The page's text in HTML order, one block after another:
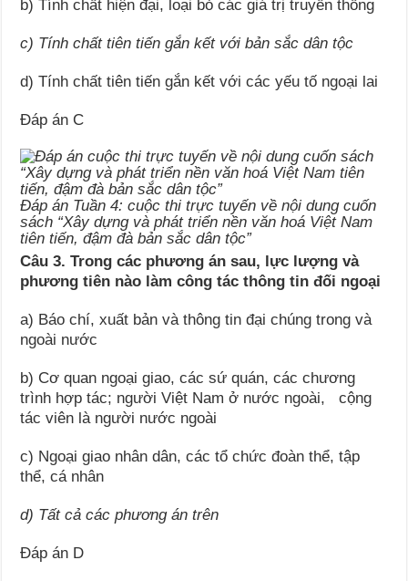
b) Tính chất hiện đại, loại bỏ các giá trị truyền thống
c) Tính chất tiên tiến gắn kết với bản sắc dân tộc
d) Tính chất tiên tiến gắn kết với các yếu tố ngoại lai
Đáp án C
Đáp án Tuần 4: cuộc thi trực tuyến về nội dung cuốn
sách “Xây dựng và phát triển nền văn hoá Việt Nam
tiên tiến, đậm đà bản sắc dân tộc”
Câu 3. Trong các phương án sau, lực lượng và
phương tiên nào làm công tác thông tin đối ngoại
a) Báo chí, xuất bản và thông tin đại chúng trong và
ngoài nước
b) Cơ quan ngoại giao, các sứ quán, các chương
trình hợp tác; người Việt Nam ở nước ngoài, cộng
tác viên là người nước ngoài
c) Ngoại giao nhân dân, các tổ chức đoàn thể, tập
thể, cá nhân
d) Tất cả các phương án trên
Đáp án D